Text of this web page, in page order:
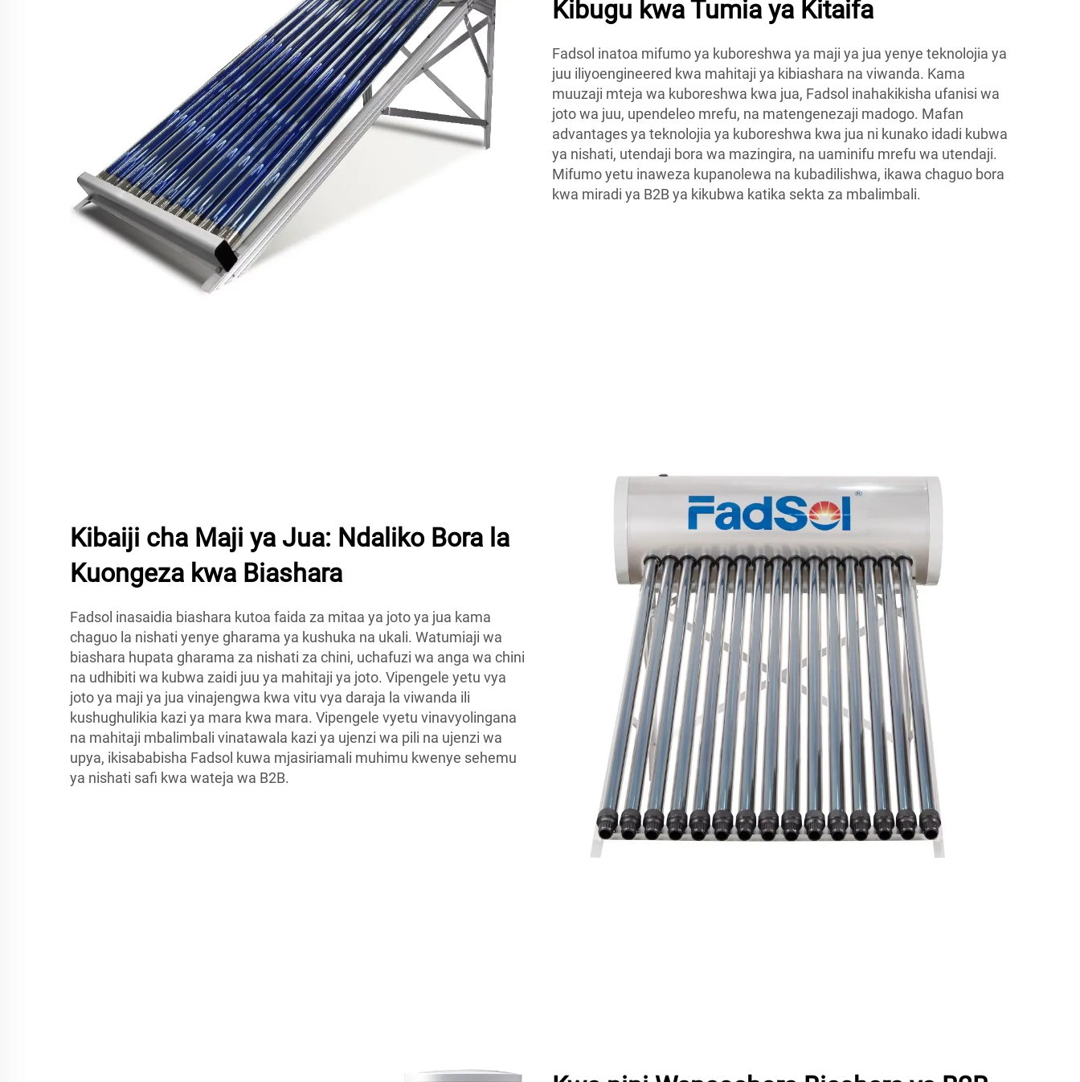
Kibugu kwa Tumia ya Kitaifa
Fadsol inatoa mifumo ya kuboreshwa ya maji ya jua yenye teknolojia ya
juu iliyoengineered kwa mahitaji ya kibiashara na viwanda. Kama
muuzaji mteja wa kuboreshwa kwa jua, Fadsol inahakikisha ufanisi wa
joto wa juu, upendeleo mrefu, na matengenezaji madogo. Mafan
advantages ya teknolojia ya kuboreshwa kwa jua ni kunako idadi kubwa
ya nishati, utendaji bora wa mazingira, na uaminifu mrefu wa utendaji.
Mifumo yetu inaweza kupanolewa na kubadilishwa, ikawa chaguo bora
kwa miradi ya B2B ya kikubwa katika sekta za mbalimbali.
Kibaiji cha Maji ya Jua: Ndaliko Bora la
Kuongeza kwa Biashara
Fadsol inasaidia biashara kutoa faida za mitaa ya joto ya jua kama
chaguo la nishati yenye gharama ya kushuka na ukali. Watumiaji wa
biashara hupata gharama za nishati za chini, uchafuzi wa anga wa chini
na udhibiti wa kubwa zaidi juu ya mahitaji ya joto. Vipengele yetu vya
joto ya maji ya jua vinajengwa kwa vitu vya daraja la viwanda ili
kushughulikia kazi ya mara kwa mara. Vipengele vyetu vinavyolingana
na mahitaji mbalimbali vinatawala kazi ya ujenzi wa pili na ujenzi wa
upya, ikisababisha Fadsol kuwa mjasiriamali muhimu kwenye sehemu
ya nishati safi kwa wateja wa B2B.